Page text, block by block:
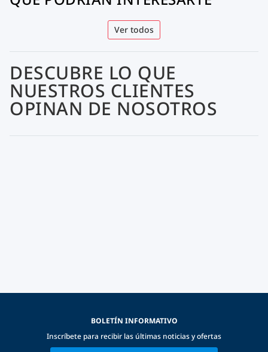
Ver todos
DESCUBRE LO QUE
NUESTROS CLIENTES
OPINAN DE NOSOTROS
BOLETÍN INFORMATIVO
Inscríbete para recibir las últimas noticias y ofertas